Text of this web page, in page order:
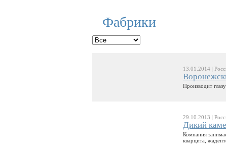
Фабрики
13.01.2014
Производит
29.10.2013
Дикий
Компания
кварцита,